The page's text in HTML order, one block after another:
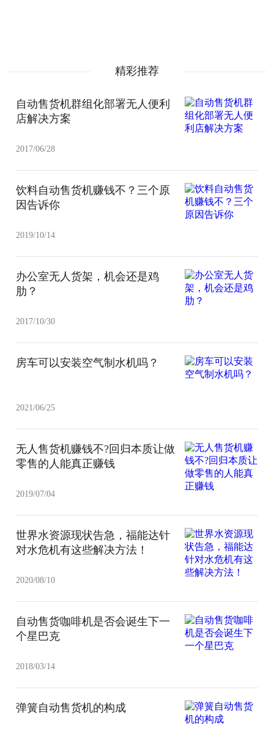
精彩推荐
自动售货机群组化部署无人便利
店解决方案
2017/06/28
饮料自动售货机赚钱不？三个原
因告诉你
2019/10/14
办公室无人货架，机会还是鸡
肋？
2017/10/30
房车可以安装空气制水机吗？
2021/06/25
无人售货机赚钱不?回归本质让做
零售的人能真正赚钱
2019/07/04
世界水资源现状告急，福能达针
对水危机有这些解决方法！
2020/08/10
自动售货咖啡机是否会诞生下一
个星巴克
2018/03/14
弹簧自动售货机的构成